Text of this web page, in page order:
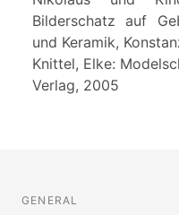
Bilderschatz auf
und Keramik,
Knittel, Elke:
Verlag, 2005
GENERAL